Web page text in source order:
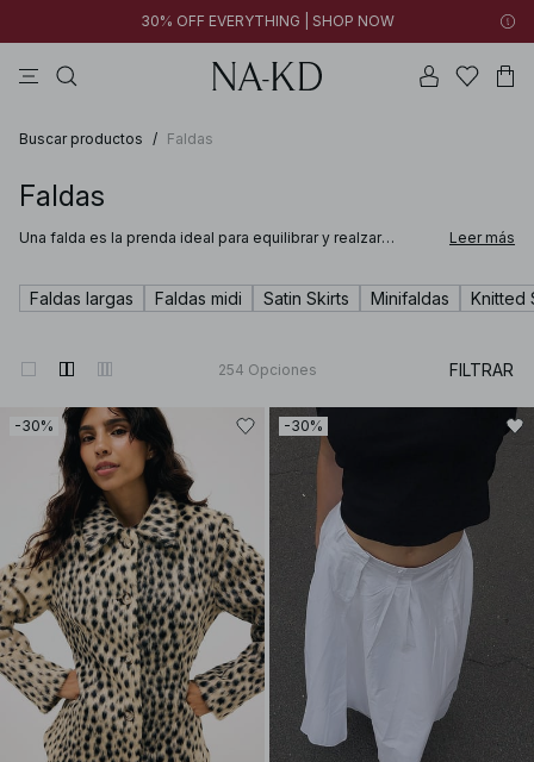
30% OFF EVERYTHING | SHOP NOW
Buscar productos / Faldas
Faldas
Una falda es la prenda ideal para equilibrar y realzar
falda blanca larga y vaporosa, en NA‑KD encontrarás la mini,
midi o maxi perfecta para ti.
Leer más
Faldas largas Faldas midi Satin Skirts Minifaldas Knitted
254 Opciones FILTRAR
-30% -30%